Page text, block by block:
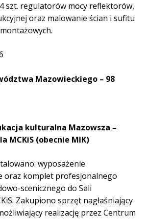
szt. regulatorów mocy reflektorów,
oraz malowanie ścian i sufitu
Mazowieckiego – 98
kulturalna Mazowsza –
MCKiS (obecnie MIK)
wyposażenie
oraz komplet profesjonalnego
scenicznego do Sali
Zakupiono sprzęt nagłaśniający
realizację przez Centrum